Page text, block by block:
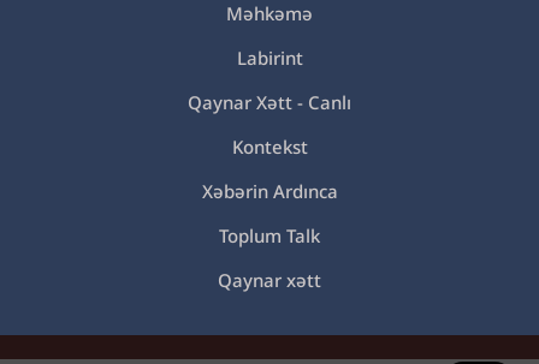
Məhkəmə
Labirint
Qaynar Xətt - Canlı
Kontekst
Xəbərin Ardınca
Toplum Talk
Qaynar xətt